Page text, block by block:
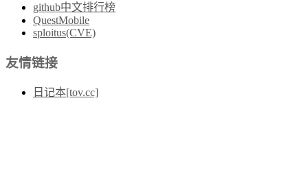
github中文排行榜
QuestMobile
sploitus(CVE)
友情链接
日记本[tov.cc]